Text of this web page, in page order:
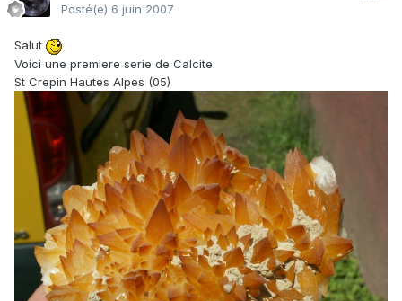
Posté(e) 6 juin 2007
Salut
Voici une premiere serie de Calcite:
St Crepin Hautes Alpes (05)